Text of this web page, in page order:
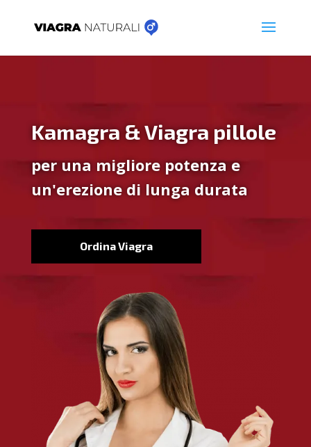
Kamagra & Viagra pillole
per una migliore potenza e
un'erezione di lunga durata
Ordina Viagra